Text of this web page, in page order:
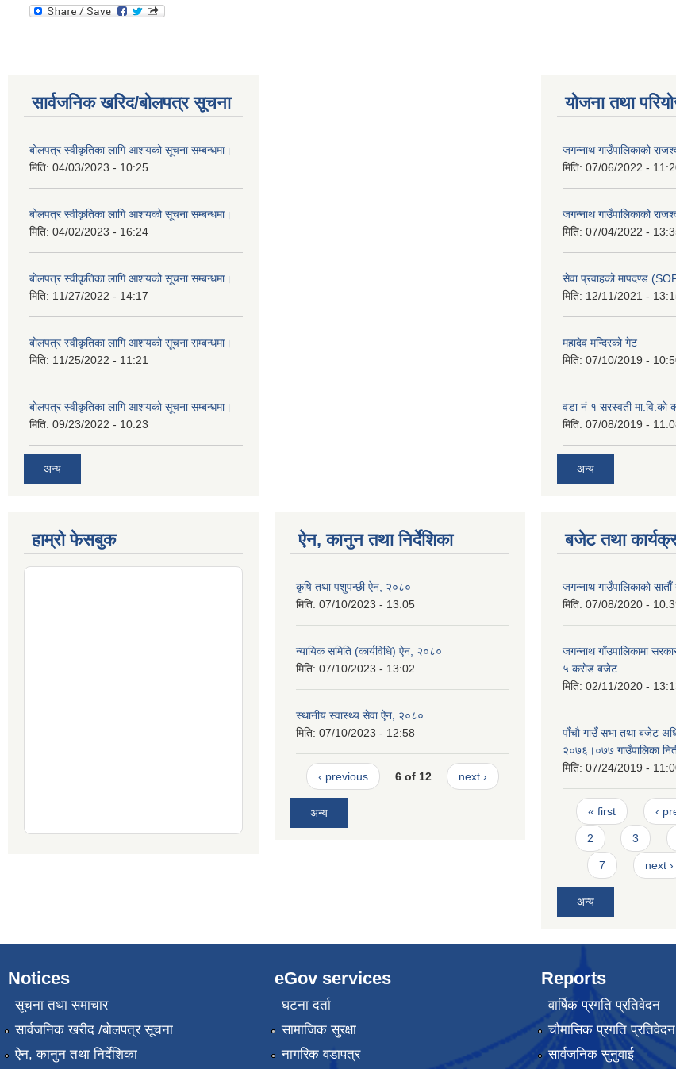
सार्वजनिक खरिद/बोलपत्र सूचना
बोलपत्र स्वीकृतिका लागि आशयको सूचना सम्बन्धमा।
मिति: 04/03/2023 - 10:25
बोलपत्र स्वीकृतिका लागि आशयको सूचना सम्बन्धमा।
मिति: 04/02/2023 - 16:24
बोलपत्र स्वीकृतिका लागि आशयको सूचना सम्बन्धमा।
मिति: 11/27/2022 - 14:17
बोलपत्र स्वीकृतिका लागि आशयको सूचना सम्बन्धमा।
मिति: 11/25/2022 - 11:21
बोलपत्र स्वीकृतिका लागि आशयको सूचना सम्बन्धमा।
मिति: 09/23/2022 - 10:23
अन्य
योजना तथा
जगन्नाथ गाउँपालिकाको
मिति: 07/06/2022 -
जगन्नाथ गाउँपालिकाको
मिति: 07/04/2022 -
सेवा प्रवाहको मापदण्ड
मिति: 12/11/2021 -
महादेव मन्दिरको गेट
मिति: 07/10/2019 -
वडा नं १ सरस्वती मा.वि.काे
मिति: 07/08/2019 -
अन्य
हाम्रो फेसबुक ऐन, कानुन तथा निर्देशिका
कृषि तथा पशुपन्छी ऐन, २०८०
मिति: 07/10/2023 - 13:05
न्यायिक समिति (कार्यविधि) ऐन, २०८०
मिति: 07/10/2023 - 13:02
स्थानीय स्वास्थ्य सेवा ऐन, २०८०
मिति: 07/10/2023 - 12:58
‹ previous 6 of 12 next ›
अन्य
बजेट तथा
जगन्नाथ गाउँपालिकाको
मिति: 07/08/2020 -
जगन्नाथ गाँउपालिकामा
५ करोड बजेट
मिति: 02/11/2020 -
पाँचाै गाउँ सभा तथा बजेट
२०७६।०७७ गाउँपालिका
मिति: 07/24/2019 -
Pages
« first ‹
2 3
7 next ›
अन्य
Notices
सूचना तथा समाचार
सार्वजनिक खरीद /बोलपत्र सूचना
ऐन, कानुन तथा निर्देशिका
eGov services
घटना दर्ता
सामाजिक सुरक्षा
नागरिक वडापत्र
Reports
वार्षिक प्रगति प्रतिवेदन
चौमासिक प्रगति प्रतिवेदन
सार्वजनिक सुनुवाई